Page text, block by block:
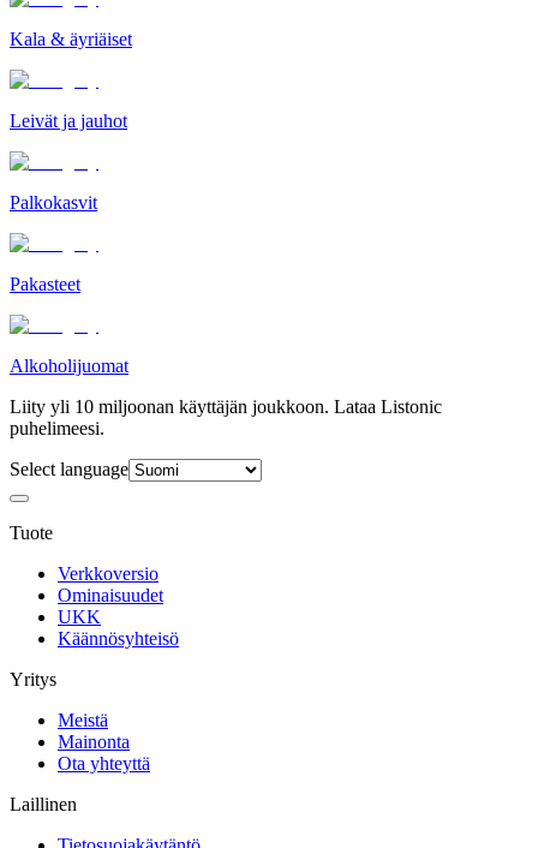
Kala & äyriäiset
Leivät ja jauhot
Palkokasvit
Pakasteet
Alkoholijuomat
Liity yli 10 miljoonan käyttäjän joukkoon. Lataa Listonic
puhelimeesi.
Select language
Tuote
Verkkoversio
Ominaisuudet
UKK
Käännösyhteisö
Yritys
Meistä
Mainonta
Ota yhteyttä
Laillinen